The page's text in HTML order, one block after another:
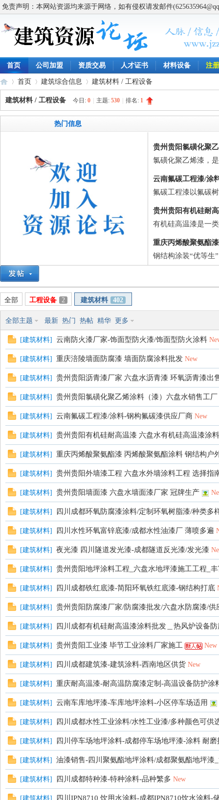
免责声明：本网站资源均来源于网络，如有侵权请发邮件
首页 公司加盟 资质交易 人才证书 材料设备 注
资
首页 建筑综合信息 建筑材料 / 工程设备
建筑材料 / 工程设备 今日: 0 主题: 530 排名: 1
热门信息
贵州贵阳氯磺化聚
氯磺化聚乙烯漆，
云南氟碳工程漆/涂
氟碳工程漆以氟碳
贵州贵阳有机硅耐
有机硅高温漆是一
重庆丙烯酸聚氨酯
钢结构涂装“优等生
全部 工程设备 2 建筑材料 402
全部主题 最新 热门 热帖 精华 更多
[建筑材料] 云南防火漆厂家-饰面型防火漆/饰面型防火涂料
[建筑材料] 重庆涪陵墙面防腐漆 墙面防腐涂料批发 New
[建筑材料] 贵州贵阳沥青漆厂家 六盘水沥青漆 环氧沥青漆出
[建筑材料] 贵州贵阳氯磺化聚乙烯涂料（漆）六盘水销售工厂
[建筑材料] 云南氟碳工程漆/涂料-钢构氟碳漆供应厂商 New
[建筑材料] 贵州贵阳有机硅耐高温漆 六盘水有机硅高温漆涂
[建筑材料] 重庆丙烯酸聚氨酯漆 丙烯酸聚氨酯涂料 钢结构户
[建筑材料] 贵州贵阳外墙漆工程 六盘水外墙涂料工程 选择指
[建筑材料] 贵州贵阳墙面漆 六盘水墙面漆厂家 冠牌生产
[建筑材料] 四川成都环氧防腐漆涂料/定制环氧树脂漆/种类多
[建筑材料] 四川水性环氧富锌底漆/成都水性油漆厂 薄喷多遍
[建筑材料] 夜光漆 四川隧道发光漆-成都隧道反光漆/发光漆
[建筑材料] 贵州贵阳地坪涂料工程_六盘水地坪漆施工工程_
[建筑材料] 四川成都铁红底漆-简阳环氧铁红底漆-钢结构打底
[建筑材料] 贵州贵阳防腐漆厂家/防腐漆批发/六盘水防腐漆/供
[建筑材料] 四川成都有机硅耐高温漆涂料批发＿热风炉设备防
[建筑材料] 贵州贵阳工业漆 毕节工业涂料厂家施工 New
[建筑材料] 四川成都建筑漆-建筑涂料-西南地区供货 New
[建筑材料] 重庆耐高温漆-耐高温防腐漆定制-高温设备防护涂
[建筑材料] 云南车库地坪漆-车库地坪涂料-小区停车场适用
[建筑材料] 四川成都水性工业涂料/水性工业漆/多种颜色可供
[建筑材料] 四川停车场地坪涂料-成都停车场地坪漆-涂料 耐磨
[建筑材料] 油漆销售-四川聚氨酯地坪涂料/成都聚氨酯地坪漆
[建筑材料] 四川成都特种漆-特种涂料-品种繁多 New
[建筑材料] 四川IPN8710 饮用水涂料-成都IPN8710饮水涂料-